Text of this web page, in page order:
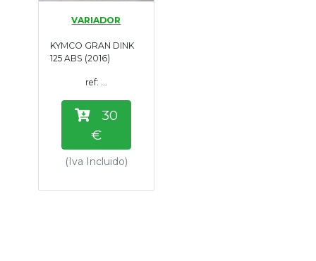
VARIADOR
KYMCO GRAN DINK
125 ABS (2016)
ref: ...
30
€
(Iva Incluido)